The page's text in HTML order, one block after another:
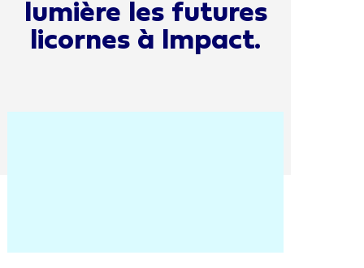
lumière les futures
licornes à Impact.